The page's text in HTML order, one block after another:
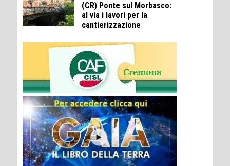
(CR) Ponte sul Morbasco:
al via i lavori per la
cantierizzazione